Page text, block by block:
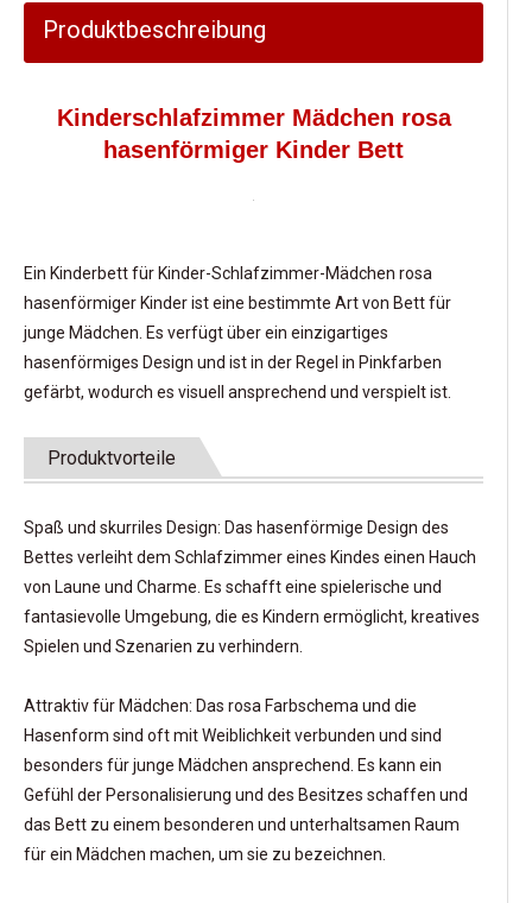
Produktbeschreibung
Kinderschlafzimmer Mädchen rosa
hasenförmiger Kinder Bett
Ein Kinderbett für Kinder-Schlafzimmer-Mädchen rosa
hasenförmiger Kinder ist eine bestimmte Art von Bett für
junge Mädchen. Es verfügt über ein einzigartiges
hasenförmiges Design und ist in der Regel in Pinkfarben
gefärbt, wodurch es visuell ansprechend und verspielt ist.
Produktvorteile
Spaß und skurriles Design: Das hasenförmige Design des
Bettes verleiht dem Schlafzimmer eines Kindes einen Hauch
von Laune und Charme. Es schafft eine spielerische und
fantasievolle Umgebung, die es Kindern ermöglicht, kreatives
Spielen und Szenarien zu verhindern.
Attraktiv für Mädchen: Das rosa Farbschema und die
Hasenform sind oft mit Weiblichkeit verbunden und sind
besonders für junge Mädchen ansprechend. Es kann ein
Gefühl der Personalisierung und des Besitzes schaffen und
das Bett zu einem besonderen und unterhaltsamen Raum
für ein Mädchen machen, um sie zu bezeichnen.